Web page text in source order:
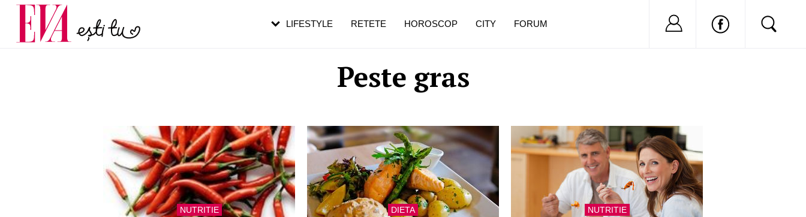
Peste gras
NUTRITIE DIETA NUTRITIE
LIFESTYLE RETETE HOROSCOP CITY FORUM Nu ai cont?
Carieră
Actualitate
pe măsură ce înaintezi în vârstă
de dureroasă este investigația